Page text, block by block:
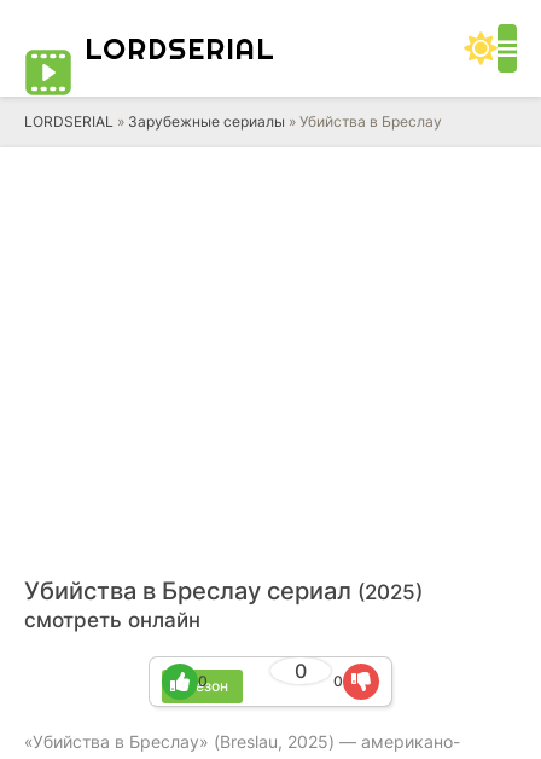
LORDSERIAL
LORDSERIAL » Зарубежные сериалы » Убийства в Бреслау
Убийства в Бреслау сериал (2025)
смотреть онлайн
1 сезон
0
0 0
«Убийства в Бреслау» (Breslau, 2025) — американо-